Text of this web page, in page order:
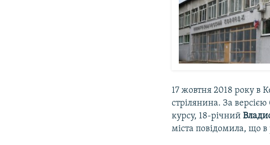
17 жовтня 2018 року в
стрілянина. За
курсу, 18-річний
міста повідомила, що в